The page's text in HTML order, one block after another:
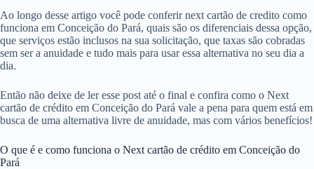
Ao longo desse artigo você pode conferir next cartão de credito como
funciona em Conceição do Pará, quais são os diferenciais dessa opção,
que serviços estão inclusos na sua solicitação, que taxas são cobradas
sem ser a anuidade e tudo mais para usar essa alternativa no seu dia a
dia.
Então não deixe de ler esse post até o final e confira como o Next
cartão de crédito em Conceição do Pará vale a pena para quem está em
busca de uma alternativa livre de anuidade, mas com vários benefícios!
O que é e como funciona o Next cartão de crédito em Conceição do
Pará